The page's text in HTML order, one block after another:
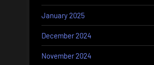
January 2025
December 2024
November 2024